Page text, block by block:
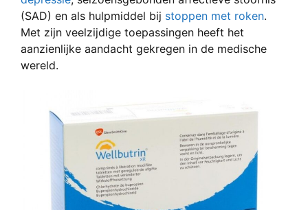
(SAD) en als hulpmiddel bij stoppen met roken.
Met zijn veelzijdige toepassingen heeft het
aanzienlijke aandacht gekregen in de medische
wereld.